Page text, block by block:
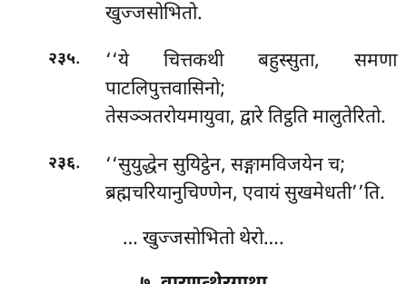
खुज्जसोभितो.
२३५. ‘‘ये चित्तकथी बहुस्सुता, समणा
पाटलिपुत्तवासिनो;
तेसञ्ञतरोयमायुवा, द्वारे तिट्ठति मालुतेरितो.
२३६.
‘‘सुयुद्धेन सुयिट्ठेन, सङ्गामविजयेन च;
ब्रह्मचरियानुचिण्णेन, एवायं सुखमेधती’’ति.
… खुज्जसोभितो थेरो….